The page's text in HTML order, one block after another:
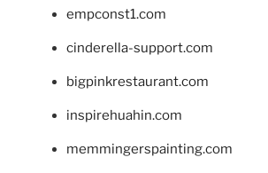
empconst1.com
cinderella-support.com
bigpinkrestaurant.com
inspirehuahin.com
memmingerspainting.com